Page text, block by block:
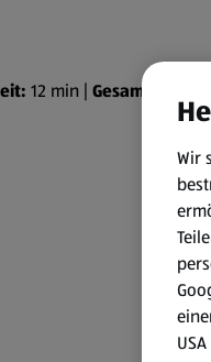
12 min | Gesamtzeit:
Wir